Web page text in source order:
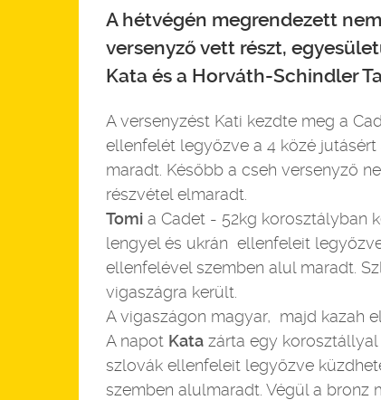
A hétvégén megrendezett
versenyző vett részt,
Kata és a Horváth-Schindler
A versenyzést Kati kezdte meg a
ellenfelét legyőzve a 4 közé
maradt. Később a cseh versenyző
részvétel elmaradt.
Tomi a Cadet - 52kg korosztályban
lengyel és ukrán ellenfeleit
ellenfelével szemben alul maradt.
vigaszágra került.
A vigaszágon magyar, majd kazah
A napot Kata zárta egy korosztállyal
szlovák ellenfeleit legyőzve
szemben alulmaradt. Végül a